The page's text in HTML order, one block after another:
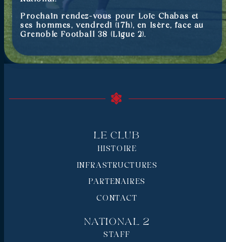
Prochain rendez-vous pour Loïc Chabas et
ses hommes, vendredi (17h), en Isère, face au
Grenoble Football 38 (Ligue 2).
Le Club
HISTOIRE
INFRASTRUCTURES
PARTENAIRES
CONTACT
National 2
STAFF